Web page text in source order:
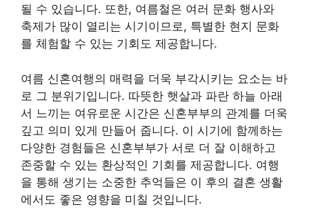
될 수 있습니다. 또한, 여름철은 여러 문화 행사와
축제가 많이 열리는 시기이므로, 특별한 현지 문화
를 체험할 수 있는 기회도 제공합니다.
여름 신혼여행의 매력을 더욱 부각시키는 요소는 바
로 그 분위기입니다. 따뜻한 햇살과 파란 하늘 아래
서 느끼는 여유로운 시간은 신혼부부의 관계를 더욱
깊고 의미 있게 만들어 줍니다. 이 시기에 함께하는
다양한 경험들은 신혼부부가 서로 더 잘 이해하고
존중할 수 있는 환상적인 기회를 제공합니다. 여행
을 통해 생기는 소중한 추억들은 이 후의 결혼 생활
에서도 좋은 영향을 미칠 것입니다.